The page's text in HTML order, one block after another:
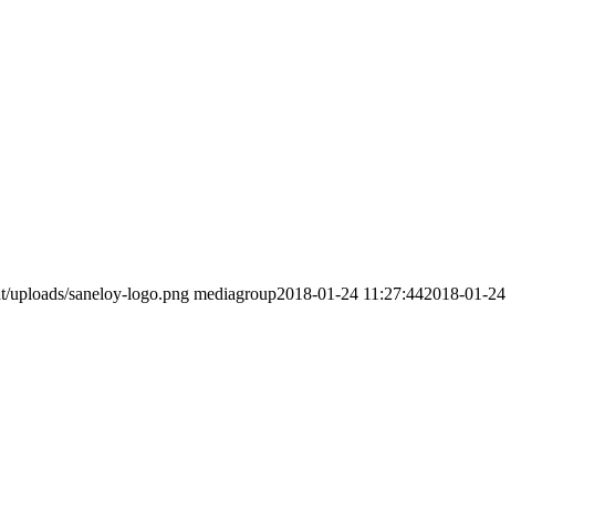
uploads/saneloy-logo.png mediagroup2018-01-24 11:27:442018-01-24